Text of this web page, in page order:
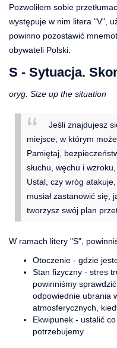
Pozwoliłem sobie
występuje w nim litera "V",
powinno pozostawić
obywateli Polski.
S - Sytuacja.
oryg. Size up the situation
Jeśli znajdujesz
miejsce, w którym
Pamiętaj,
słuchu, węchu i
Ustal, czy wróg
musiał zastanowić się,
tworzysz swój plan
W ramach litery "S",
Otoczenie - gdzie
Stan fizyczny - stres
powinniśmy
odpowiednie ubrania
atmosferycznych,
Ekwipunek - ustalić
potrzebujemy